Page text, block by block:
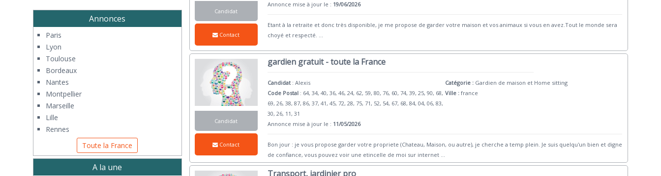
Candidat
Contact
Annonce mise à jour le : 19/06/2026
Etant à la retraite et donc très disponible, je me propose de garder votre maison et vos animaux si vous en avez.Tout le monde sera
choyé et respecté. ...
Candidat
Contact
gardien gratuit - toute la France
Candidat :Alexis
Code Postal : 64, 34, 40, 36, 46, 24, 62, 59, 80, 76, 60, 74, 39, 25, 90, 68,
69, 26, 38, 87, 86, 37, 41, 45, 72, 28, 75, 71, 52, 54, 67, 68, 84, 04, 06, 83,
30, 26, 11, 31
Annonce mise à jour le : 11/05/2026
Catégorie : Gardien de maison et Home sitting
Ville : france
Bon jour : je vous propose garder votre propriete (Chateau, Maison, ou autre), je cherche a temp plein. Je suis quelqu'un bien et digne
de confiance, vous pouvez voir une etincelle de moi sur internet ...
Transport, jardinier pro
Annonces
Paris
Lyon
Toulouse
Bordeaux
Nantes
Montpellier
Marseille
Lille
Rennes
Toute la France
A la une